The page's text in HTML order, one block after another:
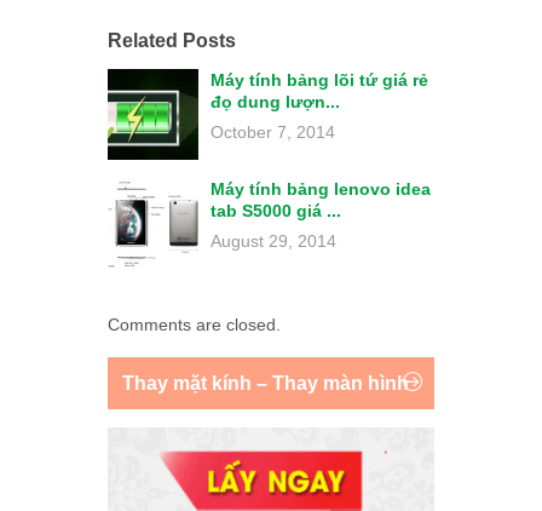
Related Posts
Máy tính bảng lõi tứ giá rẻ
đọ dung lượn...
October 7, 2014
Máy tính bảng lenovo idea
tab S5000 giá ...
August 29, 2014
Comments are closed.
Thay mặt kính – Thay màn hình